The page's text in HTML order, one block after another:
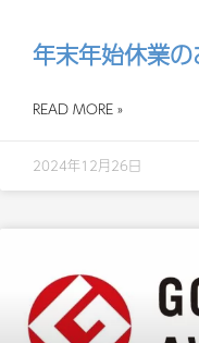
年末年始休業
READ MORE »
2024年12月26日